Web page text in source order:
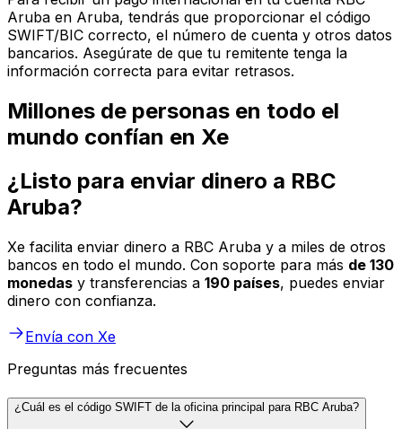
Aruba en Aruba, tendrás que proporcionar el código
SWIFT/BIC correcto, el número de cuenta y otros datos
bancarios. Asegúrate de que tu remitente tenga la
información correcta para evitar retrasos.
Millones de personas en todo el
mundo confían en Xe
¿Listo para enviar dinero a RBC
Aruba?
Xe facilita enviar dinero a RBC Aruba y a miles de otros
bancos en todo el mundo. Con soporte para más de 130
monedas y transferencias a 190 países, puedes enviar
dinero con confianza.
Envía con Xe
Preguntas más frecuentes
¿Cuál es el código SWIFT de la oficina principal para RBC Aruba?